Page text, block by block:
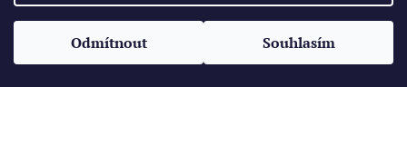
Odmítnout Souhlasím
t
Vytvořil Shoptet